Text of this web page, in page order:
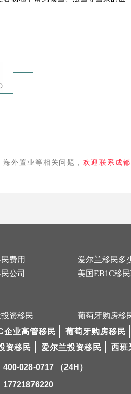
外置业等相关问题， 欢迎联系成
费用 爱尔兰移民多
公司 美国EB1C移
资移民 葡萄牙购房移
企业高管移民
葡萄牙购房移民
资移民
爱尔兰投资移民 西班
028-0717 （24H）
17721876220